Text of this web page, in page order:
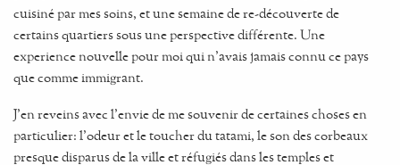
cuisiné par mes soins, et une semaine de re-découverte de
certains quartiers sous une perspective différente. Une
experience nouvelle pour moi qui n'avais jamais connu ce pays
que comme immigrant.
J'en reveins avec l'envie de me souvenir de certaines choses en
particulier: l'odeur et le toucher du tatami, le son des corbeaux
presque disparus de la ville et réfugiés dans les temples et